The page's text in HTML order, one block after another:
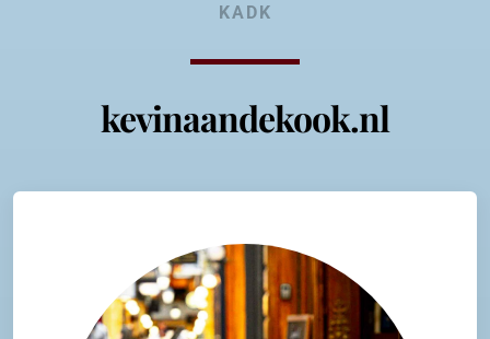
KADK
kevinaandekook.nl